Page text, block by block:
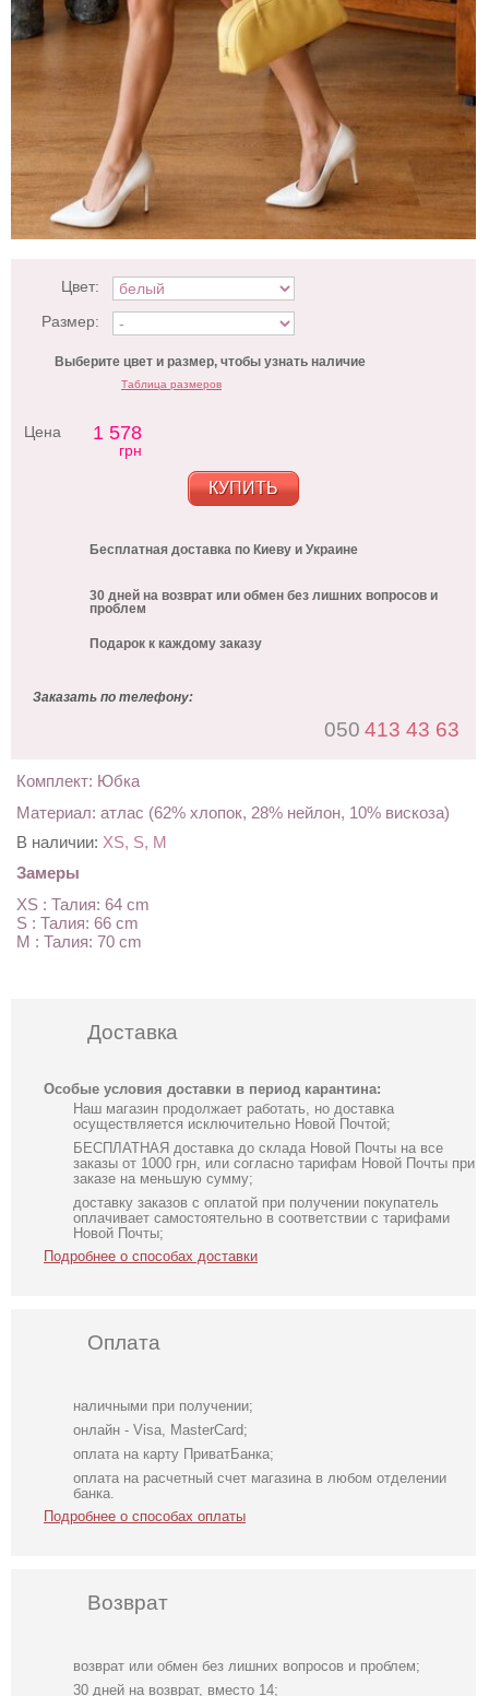
Цвет:
Размер:
Выберите цвет и размер, чтобы узнать наличие
Таблица размеров
Цена 1 578
грн
КУПИТЬ
Бесплатная доставка по Киеву и Украине
30 дней на возврат или обмен без лишних вопросов и
проблем
Подарок к каждому заказу
Заказать по телефону:
050 413 43 63
Комплект: Юбка
Материал: атлас (62% хлопок, 28% нейлон, 10% вискоза)
В наличии: XS, S, M
Замеры
XS : Талия: 64 cm
S : Талия: 66 cm
M : Талия: 70 cm
Доставка
Особые условия доставки в период карантина:
Наш магазин продолжает работать, но доставка
осуществляется исключительно Новой Почтой;
БЕСПЛАТНАЯ доставка до склада Новой Почты на все
заказы от 1000 грн, или согласно тарифам Новой Почты при
заказе на меньшую сумму;
доставку заказов с оплатой при получении покупатель
оплачивает самостоятельно в соответствии с тарифами
Новой Почты;
Подробнее о способах доставки
Оплата
наличными при получении;
онлайн - Visa, MasterCard;
оплата на карту ПриватБанка;
оплата на расчетный счет магазина в любом отделении
банка.
Подробнее о способах оплаты
Возврат
возврат или обмен без лишних вопросов и проблем;
30 дней на возврат, вместо 14;
Легкое
Розовое платье